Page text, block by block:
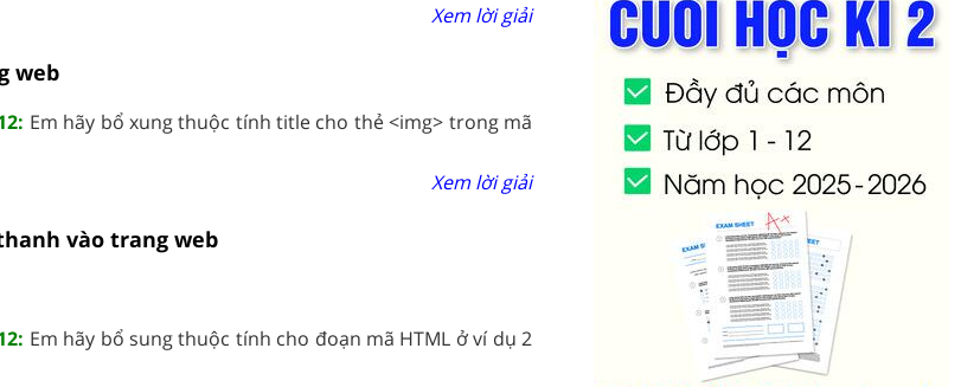
Xem lời giải
web
Em hãy bổ xung thuộc tính title cho thẻ <img> trong mã
Xem lời giải
vào trang web
Em hãy bổ sung thuộc tính cho đoạn mã HTML ở ví dụ 2